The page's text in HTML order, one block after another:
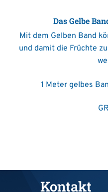
Das Gelbe
Mit dem Gelben Band
und damit die Früchte
1 Meter gelbes
Kontakt